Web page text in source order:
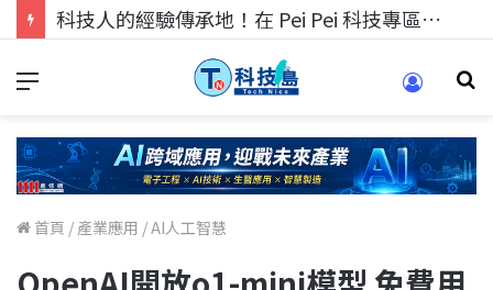
科技人的經驗傳承地！在 Pei Pei 科技專區，與學弟妹交流最硬核的技術
首頁 / 產業應用 /AI人工智慧